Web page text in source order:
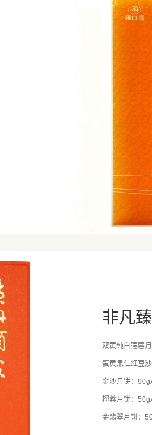
非凡
双黄纯白莲蓉
蛋黄果仁红豆
金沙月饼：
椰蓉月饼：
金翡翠月饼：